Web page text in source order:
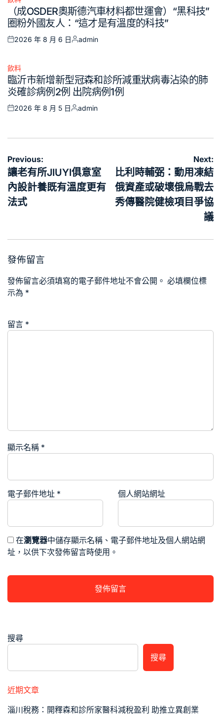
Posted
（成OSDER奧斯德汽車材料都世運會）“黑科技”
圈粉外國友人：“這才是有溫度的科技”
Posted
2026 年 8 月 6 日
Posted
admin
Posted
in
飲料
臨沂市新增新型冠森和診所減重狀病毒沾染的肺
炎確診病例2例 出院病例1例
Posted
2026 年 8 月 5 日
Posted
admin
文
章
導
覽
Previous:
讓老有所JIUYI俱意室
內設計養既有溫度更有
法式
Next:
比利時輔弼：動用凍結
俄資產或破壞俄烏戰去
秀傳醫院健檢項目爭協
議
發佈留言
發佈留言必須填寫的電子郵件地址不會公開。 必填欄位標
示為 *
留言 *
顯示名稱 *
電子郵件地址 * 個人網站網址
在瀏覽器中儲存顯示名稱、電子郵件地址及個人網站網
址，以供下次發佈留言時使用。
搜尋
搜尋
近期文章
淄川稅務：開釋森和診所家醫科減稅盈利 助推立異創業